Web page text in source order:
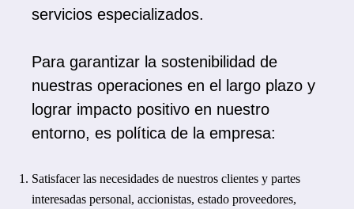
servicios especializados.
Para garantizar la sostenibilidad de
nuestras operaciones en el largo plazo y
lograr impacto positivo en nuestro
entorno, es política de la empresa:
Satisfacer las necesidades de nuestros clientes y partes
interesadas personal, accionistas, estado proveedores,